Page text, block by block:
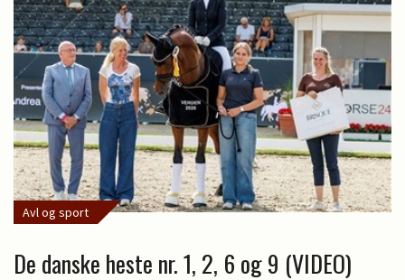
Avl og sport
De danske heste nr. 1, 2, 6 og 9 (VIDEO)